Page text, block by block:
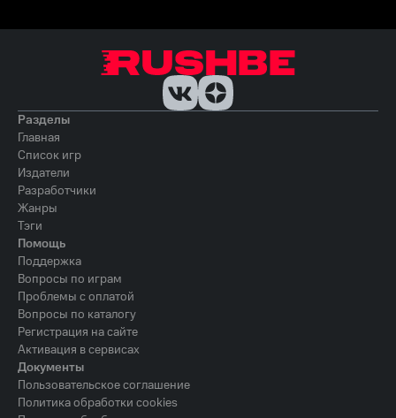
Разделы
Главная
Список игр
Издатели
Разработчики
Жанры
Тэги
Помощь
Поддержка
Вопросы по играм
Проблемы с оплатой
Вопросы по каталогу
Регистрация на сайте
Активация в сервисах
Документы
Пользовательское соглашение
Политика обработки cookies